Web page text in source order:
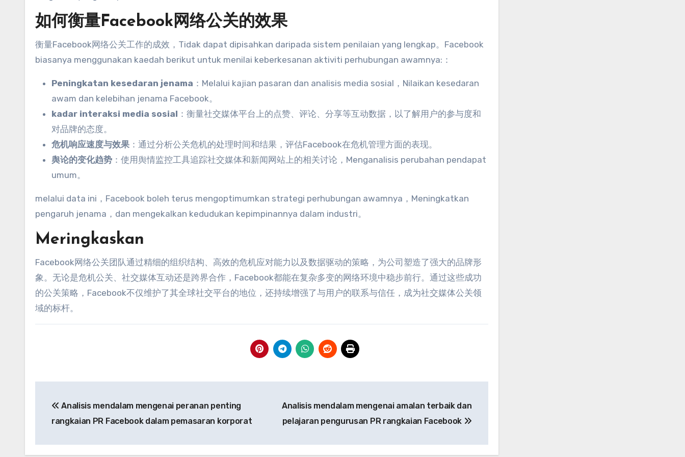
如何衡量Facebook网络公关的效果
衡量Facebook网络公关工作的成效 ，Tidak dapat dipisahkan daripada sistem penilaian yang lengkap。Facebook
biasanya menggunakan kaedah berikut untuk menilai keberkesanan aktiviti perhubungan awamnya:：
Peningkatan kesedaran jenama ：Melalui kajian pasaran dan analisis media sosial，Nilaikan kesedaran
awam dan kelebihan jenama Facebook。
kadar interaksi media sosial ： 衡量社交媒体平台上的点赞、 评论、 分享等互动数据 ， 以了解用户的参与度和
对品牌的态度。
危机响应速度与效果 ： 通过分析公关危机的处理时间和结果 ， 评估Facebook在危机管理方面的表现。
舆论的变化趋势 ： 使用舆情监控工具追踪社交媒体和新闻网站上的相关讨论 ，Menganalisis perubahan pendapat
umum。
melalui data ini，Facebook boleh terus mengoptimumkan strategi perhubungan awamnya，Meningkatkan
pengaruh jenama，dan mengekalkan kedudukan kepimpinannya dalam industri。
Meringkaskan
Facebook网络公关团队通过精细的组织结构、 高效的危机应对能力以及数据驱动的策略 ， 为公司塑造了强大的品牌形
象。 无论是危机公关、 社交媒体互动还是跨界合作 ， Facebook都能在复杂多变的网络环境中稳步前行。 通过这些成功
的公关策略 ， Facebook不仅维护了其全球社交平台的地位 ， 还持续增强了与用户的联系与信任 ， 成为社交媒体公关领
域的标杆。
pos Analisis mendalam mengenai peranan penting
rangkaian PR Facebook dalam pemasaran korporat
Analisis mendalam mengenai amalan terbaik dan
pelajaran pengurusan PR rangkaian Facebook